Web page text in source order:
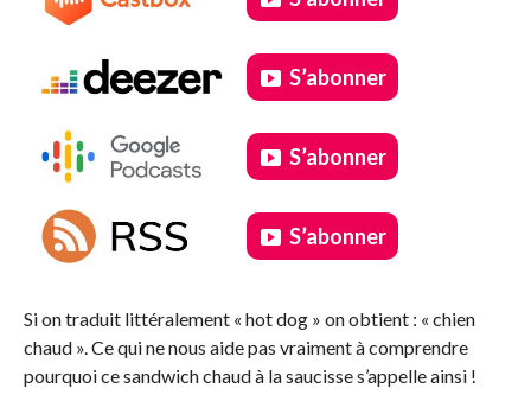
S’abonner
S’abonner
S’abonner
Si on traduit littéralement « hot dog » on obtient : « chien
chaud ». Ce qui ne nous aide pas vraiment à comprendre
pourquoi ce sandwich chaud à la saucisse s’appelle ainsi !